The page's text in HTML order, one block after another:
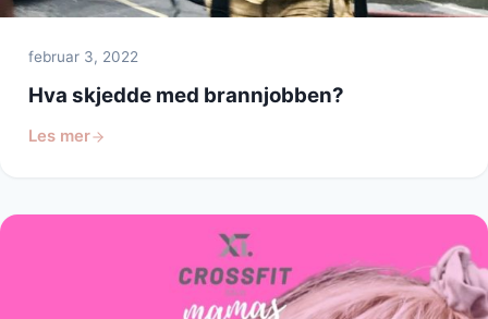
februar 3, 2022
Hva skjedde med brannjobben?
Les mer